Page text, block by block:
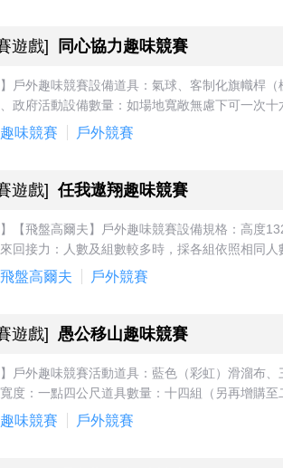
遊戲] 同心協力趣味競賽
】戶外趣味競賽設備道具：氣球、客制化旗幟桿
政府活動設備數量：如場地寬敞無慮下可一次
趣味競賽 戶外競賽
遊戲] 任我遨翔趣味競賽
】【飛盤高爾夫】戶外趣味競賽設備規格：高度
回接力：人數及組數較多時，採各組依照相同人
飛盤高爾夫 戶外競賽
遊戲] 愚公移山趣味競賽
】戶外趣味競賽活動道具：藍色（彩虹）滑溜布
度：一點四公尺道具數量：十四組（另再增購
趣味競賽 戶外競賽